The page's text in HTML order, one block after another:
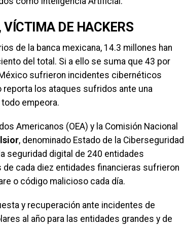
VÍCTIMA DE HACKERS
de la banca mexicana, 14.3 millones han
del total. Si a ello se suma que 43 por
sufrieron incidentes cibernéticos
reporta los ataques sufridos ante una
empeora.
Americanos (OEA) y la Comisión Nacional
, denominado Estado de la Ciberseguridad
seguridad digital de 240 entidades
cada diez entidades financieras sufrieron
o código malicioso cada día.
y recuperación ante incidentes de
al año para las entidades grandes y de